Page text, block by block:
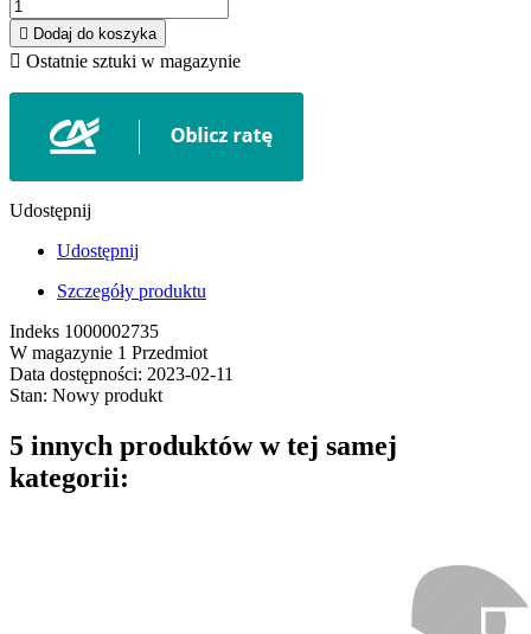
 Dodaj do koszyka
 Ostatnie sztuki w magazynie
Udostępnij
Udostępnij
Szczegóły produktu
Indeks 1000002735
W magazynie 1 Przedmiot
Data dostępności: 2023-02-11
Stan: Nowy produkt
5 innych produktów w tej samej
kategorii: